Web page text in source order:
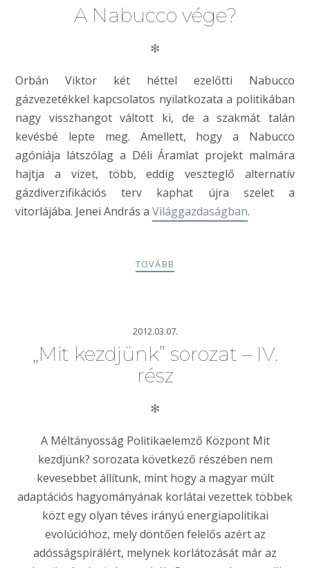
A Nabucco vége?
✻
Orbán Viktor két héttel ezelőtti Nabucco
gázvezetékkel kapcsolatos nyilatkozata a politikában
nagy visszhangot váltott ki, de a szakmát talán
kevésbé lepte meg. Amellett, hogy a Nabucco
agóniája látszólag a Déli Áramlat projekt malmára
hajtja a vizet, több, eddig veszteglő alternatív
gázdiverzifikációs terv kaphat újra szelet a
vitorlájába. Jenei András a Világgazdaságban.
TOVÁBB
2012.03.07.
„Mit kezdjünk” sorozat – IV.
rész
✻
A Méltányosság Politikaelemző Központ Mit
kezdjünk? sorozata következő részében nem
kevesebbet állítunk, mint hogy a magyar múlt
adaptációs hagyományának korlátai vezettek többek
közt egy olyan téves irányú energiapolitikai
evolúcióhoz, mely döntően felelős azért az
adósságspirálért, melynek korlátozását már az